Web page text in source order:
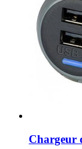
Chargeur